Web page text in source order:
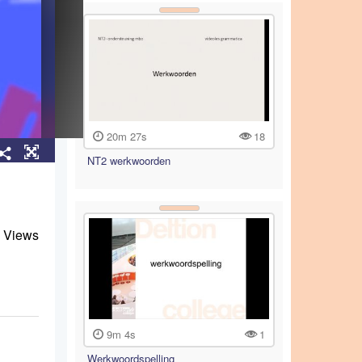
Views
20m 27s
18
NT2 werkwoorden
9m 4s
1
Werkwoordspelling